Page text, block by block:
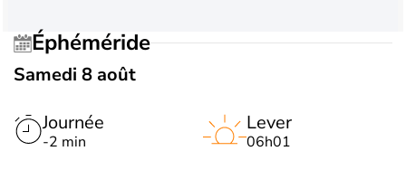
Éphéméride
Samedi 8 août
Journée
-2 min
Lever
06h01